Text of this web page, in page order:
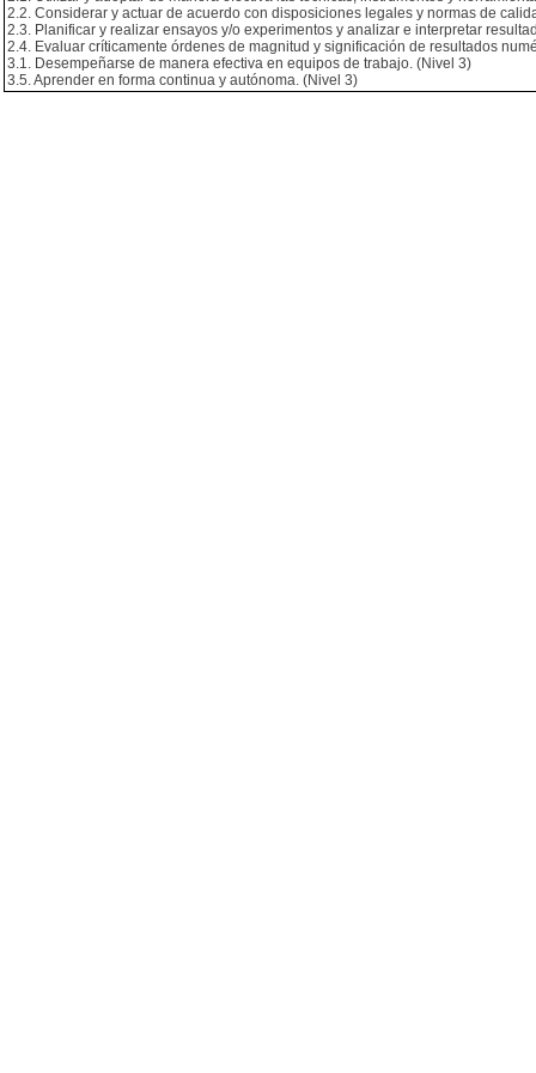
2.2. Considerar y actuar de acuerdo con disposiciones legales y normas de
2.3. Planificar y realizar ensayos y/o experimentos y analizar e interpretar
2.4. Evaluar críticamente órdenes de magnitud y significación de resultados
3.1. Desempeñarse de manera efectiva en equipos de trabajo. (Nivel 3)
3.5. Aprender en forma continua y autónoma. (Nivel 3)